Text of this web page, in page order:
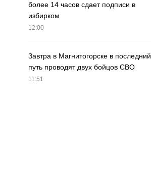
более 14 часов сдает подписи в
избирком
12:00
Завтра в Магнитогорске в последний
путь проводят двух бойцов СВО
11:51